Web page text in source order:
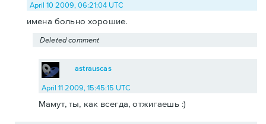
April 10 2009, 06:21:04 UTC
имена больно хорошие.
Deleted comment
astrauscas
April 11 2009, 15:45:15 UTC
Мамут, ты, как всегда, отжигаешь :)